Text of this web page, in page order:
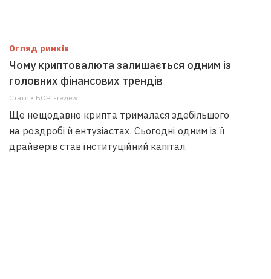
Огляд ринків
Чому криптовалюта залишається одним із
головних фінансових трендів
Статті • БОРГ-review
Ще нещодавно крипта трималася здебільшого
на роздробі й ентузіастах. Сьогодні одним із її
драйверів став інституційний капітал.